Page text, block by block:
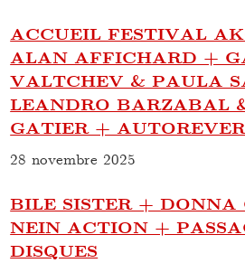
ACCUEIL FESTIVAL
ALAN AFFICHARD +
VALTCHEV & PAULA
LEANDRO BARZABAL
GATIER +
28 novembre 2025
BILE SISTER +
NEIN ACTION +
DISQUES